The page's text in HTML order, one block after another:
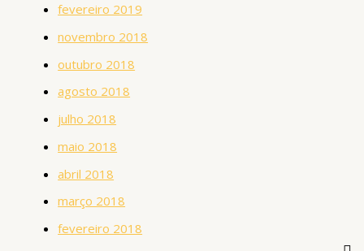
fevereiro 2019
novembro 2018
outubro 2018
agosto 2018
julho 2018
maio 2018
abril 2018
março 2018
fevereiro 2018